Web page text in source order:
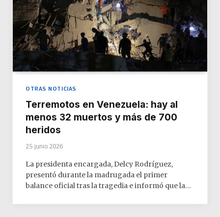
OTRAS NOTICIAS
Terremotos en Venezuela: hay al
menos 32 muertos y más de 700
heridos
25 junio 2026
La presidenta encargada, Delcy Rodríguez,
presentó durante la madrugada el primer
balance oficial tras la tragedia e informó que la…